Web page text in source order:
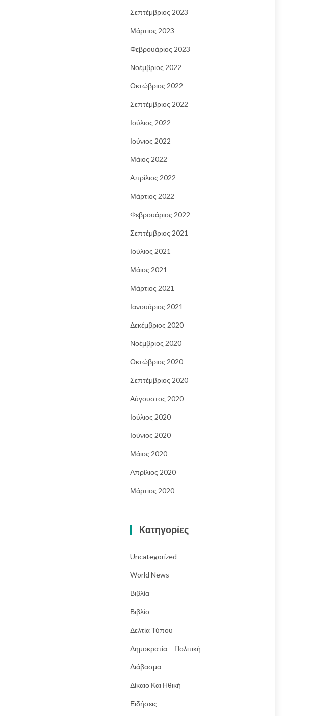
Σεπτέμβριος 2023
Μάρτιος 2023
Φεβρουάριος 2023
Νοέμβριος 2022
Οκτώβριος 2022
Σεπτέμβριος 2022
Ιούλιος 2022
Ιούνιος 2022
Μάιος 2022
Απρίλιος 2022
Μάρτιος 2022
Φεβρουάριος 2022
Σεπτέμβριος 2021
Ιούλιος 2021
Μάιος 2021
Μάρτιος 2021
Ιανουάριος 2021
Δεκέμβριος 2020
Νοέμβριος 2020
Οκτώβριος 2020
Σεπτέμβριος 2020
Αύγουστος 2020
Ιούλιος 2020
Ιούνιος 2020
Μάιος 2020
Απρίλιος 2020
Μάρτιος 2020
Kατηγορίες
Uncategorized
World News
Βιβλία
Βιβλίο
Δελτία Τύπου
Δημοκρατία – Πολιτική
Διάβασμα
Δίκαιο Και Ηθική
Ειδήσεις